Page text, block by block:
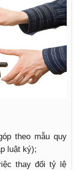
theo mẫu quy
luật ký);
thay đổi tỷ lệ